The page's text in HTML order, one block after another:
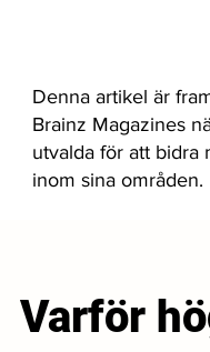
Denna artikel är
Brainz Magazines
utvalda för att bidra
inom sina områden.
Varför